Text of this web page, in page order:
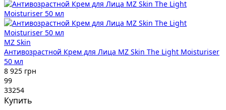
MZ Skin
Антивозрастной Крем для Лица MZ Skin The Light Moisturiser
50 мл
8 925 грн
99
33254
Купить